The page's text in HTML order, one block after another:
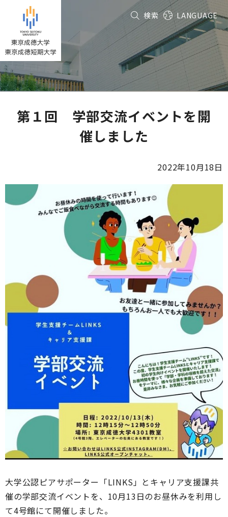
ル
ナ
ビ
ゲ
へ
検索 LANGUAGE
第１回 学部交流イベントを開
催しました
2022年10月18日
大学公認ピアサポーター「LINKS」とキャリア支援課共
催の学部交流イベントを、10月13日のお昼休みを利用し
て4号館にて開催しました。